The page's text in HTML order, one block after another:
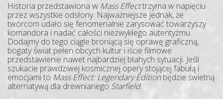
Historia przedstawiona w Mass Effecttrzyma w napięciu
przez wszystkie odsłony. Najważniejsze jednak, że
twórcom udało się fenomenalnie zarysować towarzyszy
komandora i nadać całości niezwykłego autentyzmu.
Dodajmy do tego ciągle broniącą się oprawę graficzną,
bogaty świat pełen obcych kultur i iście filmowe
przedstawienie nawet najbardziej błahych sytuacji. Jeśli
szukacie prawdziwej kosmicznej opery stojącej fabułą i
emocjami to Mass Effect: Legendary Editionbędzie świetną
alternatywą dla drewnianego Starfield.